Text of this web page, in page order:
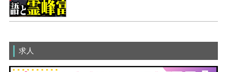
求人